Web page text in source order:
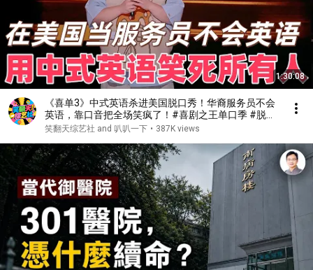
1:30:08
《喜单3》中式英语杀进美国脱口秀！华裔服务员不会
英语，靠口音把全场笑疯了！#喜剧之王单口季 #脱口
秀 #搞笑 #喜剧 #funny #综艺
笑翻天综艺社 and 叭叭一下 • 387K views